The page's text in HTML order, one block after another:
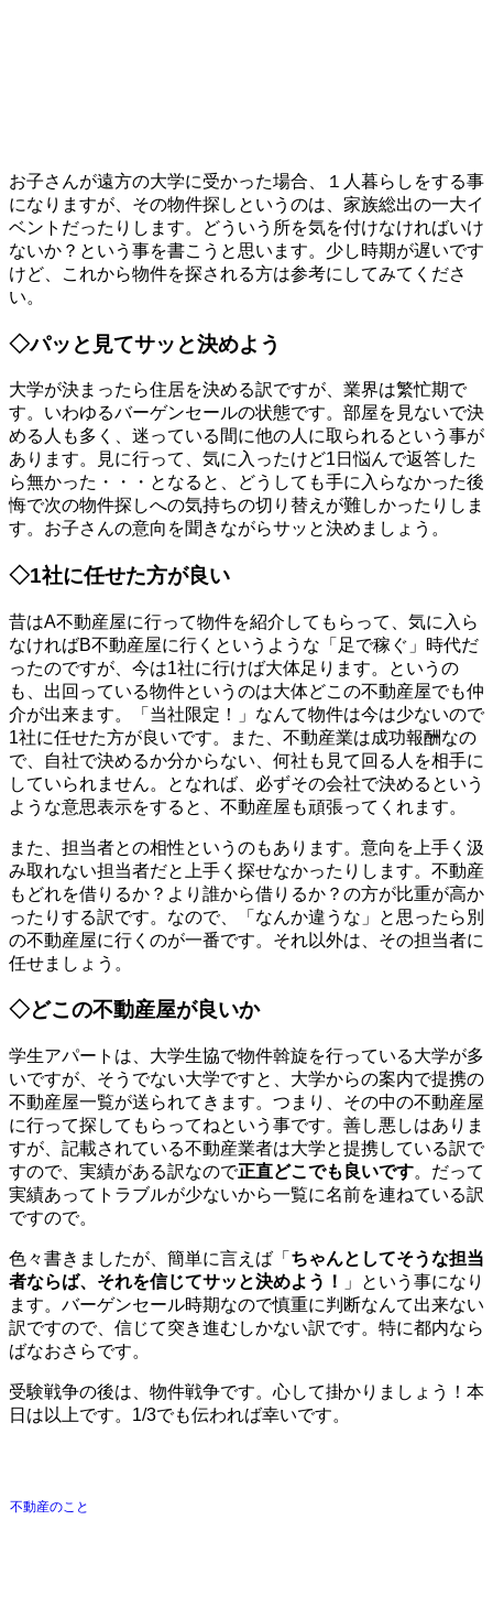
お子さんが遠方の大学に受かった場合、１人暮らしをする事
になりますが、その物件探しというのは、家族総出の一大イ
ベントだったりします。どういう所を気を付けなければいけ
ないか？という事を書こうと思います。少し時期が遅いです
けど、これから物件を探される方は参考にしてみてくださ
い。
◇パッと見てサッと決めよう
大学が決まったら住居を決める訳ですが、業界は繁忙期で
す。いわゆるバーゲンセールの状態です。部屋を見ないで決
める人も多く、迷っている間に他の人に取られるという事が
あります。見に行って、気に入ったけど1日悩んで返答した
ら無かった・・・となると、どうしても手に入らなかった後
悔で次の物件探しへの気持ちの切り替えが難しかったりしま
す。お子さんの意向を聞きながらサッと決めましょう。
◇1社に任せた方が良い
昔はA不動産屋に行って物件を紹介してもらって、気に入ら
なければB不動産屋に行くというような「足で稼ぐ」時代だ
ったのですが、今は1社に行けば大体足ります。というの
も、出回っている物件というのは大体どこの不動産屋でも仲
介が出来ます。「当社限定！」なんて物件は今は少ないので
1社に任せた方が良いです。また、不動産業は成功報酬なの
で、自社で決めるか分からない、何社も見て回る人を相手に
していられません。となれば、必ずその会社で決めるという
ような意思表示をすると、不動産屋も頑張ってくれます。
また、担当者との相性というのもあります。意向を上手く汲
み取れない担当者だと上手く探せなかったりします。不動産
もどれを借りるか？より誰から借りるか？の方が比重が高か
ったりする訳です。なので、「なんか違うな」と思ったら別
の不動産屋に行くのが一番です。それ以外は、その担当者に
任せましょう。
◇どこの不動産屋が良いか
学生アパートは、大学生協で物件斡旋を行っている大学が多
いですが、そうでない大学ですと、大学からの案内で提携の
不動産屋一覧が送られてきます。つまり、その中の不動産屋
に行って探してもらってねという事です。善し悪しはありま
すが、記載されている不動産業者は大学と提携している訳で
すので、実績がある訳なので正直どこでも良いです。 だって
実績あってトラブルが少ないから一覧に名前を連ねている訳
ですので。
色々書きましたが、簡単に言えば 「 ちゃんとしてそうな担当
者ならば、それを信じてサッと決めよう！
」
という事になり
ます。バーゲンセール時期なので慎重に判断なんて出来ない
訳ですので、信じて突き進むしかない訳です。特に都内なら
ばなおさらです。
受験戦争の後は、物件戦争です。心して掛かりましょう！本
日は以上です。1/3でも伝われば幸いです。
不動産のこと